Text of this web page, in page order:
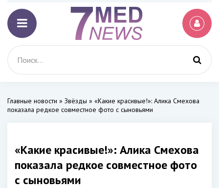
Главные новости » Звёзды » «Какие красивые!»: Алика Смехова
показала редкое совместное фото с сыновьями
«Какие красивые!»: Алика Смехова
показала редкое совместное фото
с сыновьями